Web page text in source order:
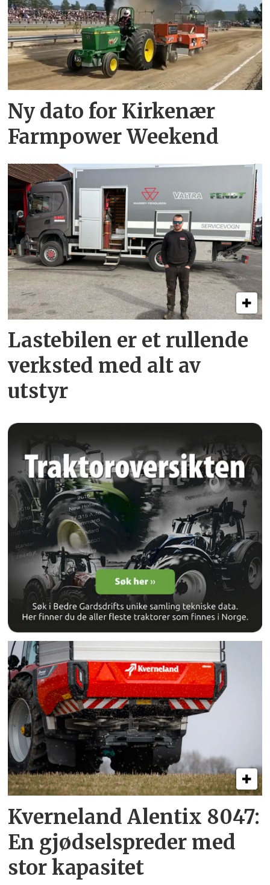
Ny dato for Kirkenær
Farmpower Weekend
Lastebilen er et rullende
verksted med alt av
utstyr
Kverneland Alentix 8047:
En gjødsel­spreder med
stor kapasitet